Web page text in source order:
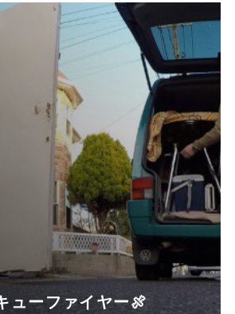
ューファイヤー🍖